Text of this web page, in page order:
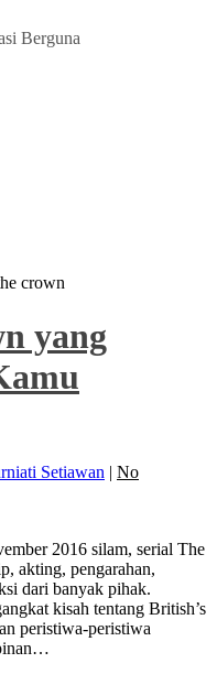
Berguna
crown
yang
Setiawan | No
2016 silam, serial The
akting, pengarahan,
dari banyak pihak.
kisah tentang British’s
peristiwa-peristiwa